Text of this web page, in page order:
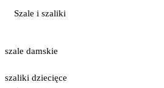
Szale i szaliki
szale damskie
szaliki dziecięce